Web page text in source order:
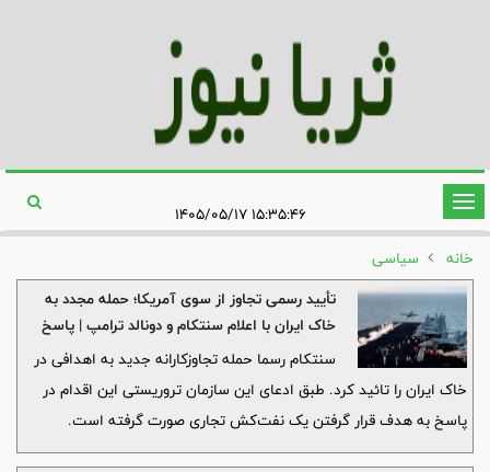
تغییر
وضعیت
ناوبری
۱۵:۳۵:۴۶ ۱۴۰۵/۰۵/۱۷
خانه
سیاسی
تأیید رسمی تجاوز از سوی آمریکا؛ حمله مجدد به
خاک ایران با اعلام سنتکام و دونالد ترامپ | پاسخ
فوری سپاه پاسداران انقلاب اسلامی
سنتکام رسما حمله تجاوزکارانه جدید به اهدافی در
خاک ایران را تائید کرد. طبق ادعای این سازمان تروریستی این اقدام در
پاسخ به هدف قرار گرفتن یک نفت‌کش تجاری صورت گرفته است.